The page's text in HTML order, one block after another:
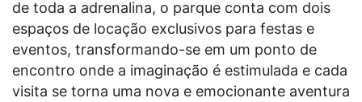
de toda a adrenalina, o parque conta com dois
espaços de locação exclusivos para festas e
eventos, transformando-se em um ponto de
encontro onde a imaginação é estimulada e cada
visita se torna uma nova e emocionante aventura